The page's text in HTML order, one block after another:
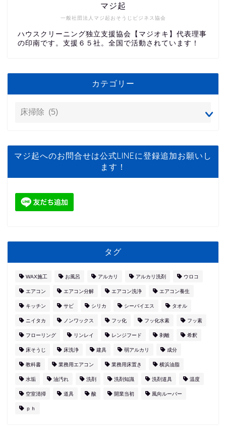
一般社団法人マジ起おそうじビジネス協会
マジ起
ハウスクリーニング独立支援協会【マジオキ】代表理事
の印南です。支援６５社。全国で活動されています！
カテゴリー
マジ起へのお問合せは公式LINEに登録追加お願いし
ます！
タグ
WAX施工 お風呂 アルカリ アルカリ洗剤 ウロコ
エアコン エアコン分解 エアコン洗浄 エアコン養生
キッチン サビ シリカ シーバイエス タオル
ニイタカ ノンワックス フッ化 フッ化水素 フッ素
フローリング リンレイ レンジフード 剥離 希釈
床そうじ 床洗浄 建具 弱アルカリ 成分
教科書 業務用エアコン 業務用床置き 横浜油脂
水垢 油汚れ 洗剤 洗剤知識 洗剤道具 温度
空室清掃 道具 酸 開業当初 風向ルーバー
ｐｈ